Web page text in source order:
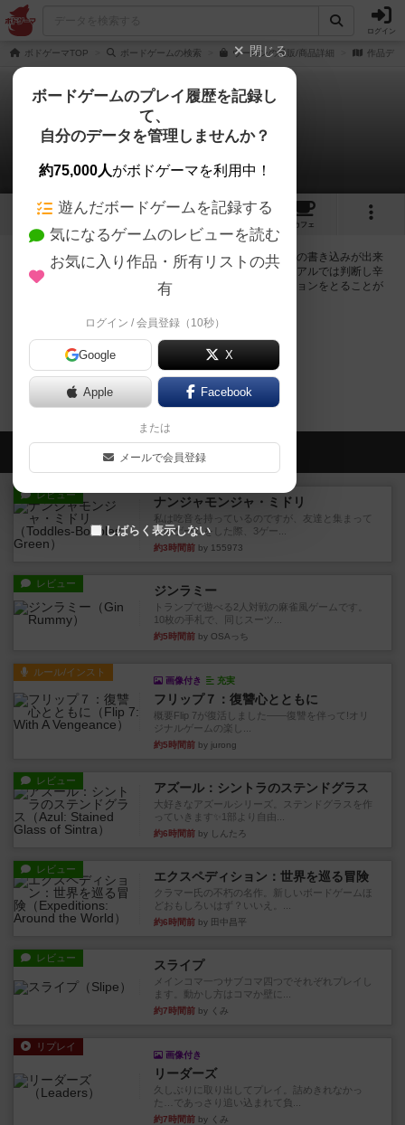
ログイン
ボドゲーマTOP ボードゲームの検索 ウーロンの通販/商品詳細 作品デー
ウーロン
0件の掲示板
1 2
カフェ
ログインするとウーロンに関する掲示板の作成やコメントの書き込みが出来
るようになります。ルールの疑問やエラッタ情報、マニュアルでは判断し辛
い曖昧な表記等について会員同士で自由にコミュニケーションをとることが
ログイン/無料会員登録
ウーロンのトップに戻る
会員の新しい投稿
レビュー ナンジャモンジャ・ミドリ
私は吃音を持っているのですが、友達と集まって
このゲームをした際、3ゲー...
約3時間前 by 155973
レビュー ジンラミー
トランプで遊べる2人対戦の麻雀風ゲームです。
10枚の手札で、同じスーツ...
約5時間前 by OSAっち
ルール/インスト
画像付き 充実
フリップ７：復讐心とともに
概要Flip 7が復活しました――復讐を伴って!オリ
ジナルゲームの楽し...
約5時間前 by jurong
レビュー アズール：シントラのステンドグラス
大好きなアズールシリーズ。ステンドグラスを作
っていきます✨1部より自由...
約6時間前 by しんたろ
レビュー エクスペディション：世界を巡る冒険
クラマー氏の不朽の名作。新しいボードゲームほ
どおもしろいはず？いいえ。...
約6時間前 by 田中昌平
レビュー スライプ
メインコマ一つサブコマ四つでそれぞれプレイし
ます。動かし方はコマか壁に...
約7時間前 by くみ
リプレイ
画像付き
リーダーズ
久しぶりに取り出してプレイ。詰めきれなかっ
た…であっさり追い込まれて負...
約7時間前 by くみ
閉じる
ボードゲームのプレイ履歴を記録し
て、
自分のデータを管理しませんか？
約75,000人がボドゲーマを利用中！
遊んだボードゲームを記録する
気になるゲームのレビューを読む
お気に入り作品・所有リストの共
有
ログイン / 会員登録（10秒）
Google X
Apple Facebook
または
メールで会員登録
しばらく表示しない